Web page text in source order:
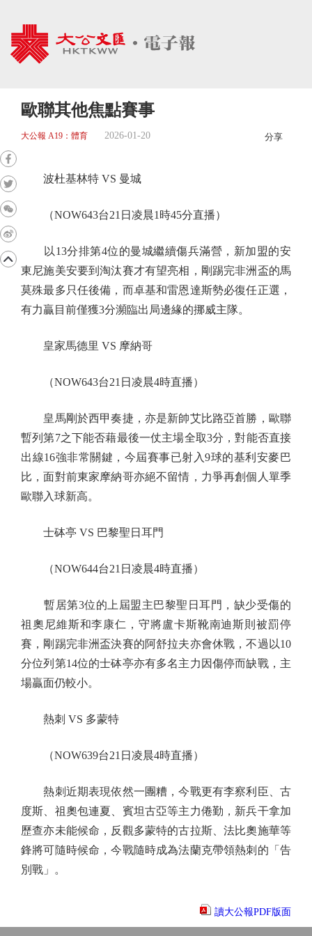
歐聯其他焦點賽事
大公報 A19：體育 2026-01-20 分享
波杜基林特 VS 曼城
（NOW643台21日凌晨1時45分直播）
以13分排第4位的曼城繼續傷兵滿營，新加盟的安
東尼施美安要到淘汰賽才有望亮相，剛踢完非洲盃的馬
莫殊最多只任後備，而卓基和雷恩達斯勢必復任正選，
有力贏目前僅獲3分瀕臨出局邊緣的挪威主隊。
皇家馬德里 VS 摩納哥
（NOW643台21日凌晨4時直播）
皇馬剛於西甲奏捷，亦是新帥艾比路亞首勝，歐聯
暫列第7之下能否藉最後一仗主場全取3分，對能否直接
出線16強非常關鍵，今屆賽事已射入9球的基利安麥巴
比，面對前東家摩納哥亦絕不留情，力爭再創個人單季
歐聯入球新高。
士砵亭 VS 巴黎聖日耳門
（NOW644台21日凌晨4時直播）
暫居第3位的上屆盟主巴黎聖日耳門，缺少受傷的
祖奧尼維斯和李康仁，守將盧卡斯靴南迪斯則被罰停
賽，剛踢完非洲盃決賽的阿舒拉夫亦會休戰，不過以10
分位列第14位的士砵亭亦有多名主力因傷停而缺戰，主
場贏面仍較小。
熱刺 VS 多蒙特
（NOW639台21日凌晨4時直播）
熱刺近期表現依然一團糟，今戰更有李察利臣、古
度斯、祖奧包連夏、賓坦古亞等主力倦勤，新兵干拿加
歷查亦未能候命，反觀多蒙特的古拉斯、法比奧施華等
鋒將可隨時候命，今戰隨時成為法蘭克帶領熱刺的「告
別戰」。
讀大公報PDF版面